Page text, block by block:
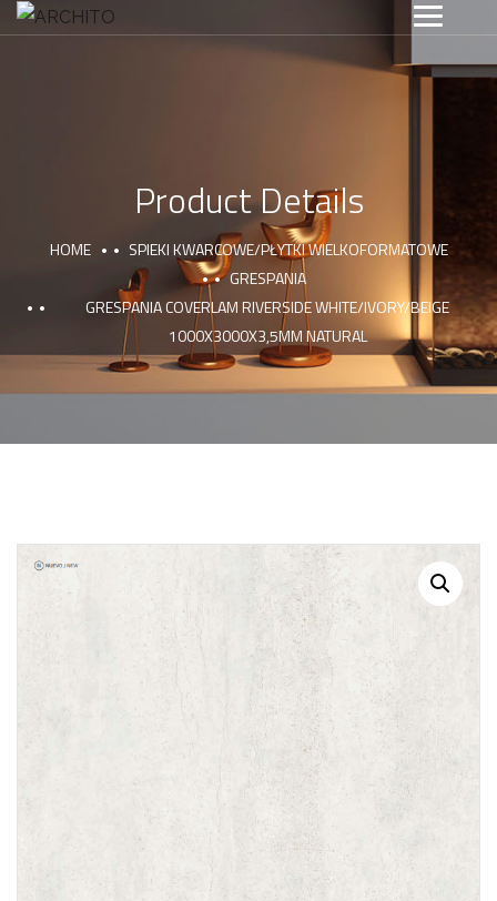
Product Details
HOME
SPIEKI KWARCOWE/PŁYTKI WIELKOFORMATOWE
GRESPANIA
GRESPANIA COVERLAM RIVERSIDE WHITE/IVORY/BEIGE
1000X3000X3,5MM NATURAL